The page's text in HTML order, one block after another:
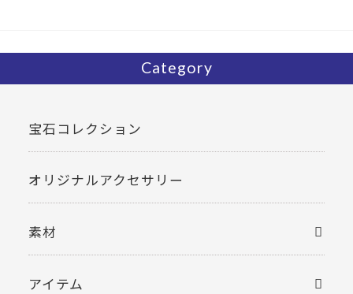
Category
宝石コレクション
オリジナルアクセサリー
素材
アイテム